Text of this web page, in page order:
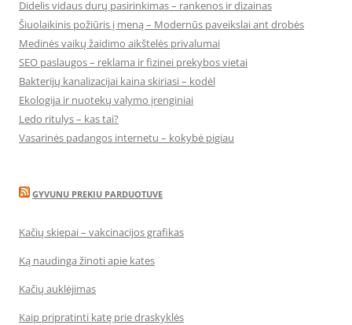
Didelis vidaus durų pasirinkimas – rankenos ir dizainas
Šiuolaikinis požiūris į meną – Modernūs paveikslai ant drobės
Medinės vaikų žaidimo aikštelės privalumai
SEO paslaugos – reklama ir fizinei prekybos vietai
Bakterijų kanalizacijai kaina skiriasi – kodėl
Ekologija ir nuotekų valymo įrenginiai
Ledo ritulys – kas tai?
Vasarinės padangos internetu – kokybė pigiau
GYVUNU PREKIU PARDUOTUVE
Kačių skiepai – vakcinacijos grafikas
Ką naudinga žinoti apie kates
Kačių auklėjimas
Kaip pripratinti katę prie draskyklės